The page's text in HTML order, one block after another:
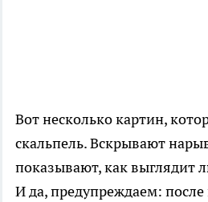
Вот несколько картин,
скальпель. Вскрывают
показывают, как выглядит
И да, предупреждаем: